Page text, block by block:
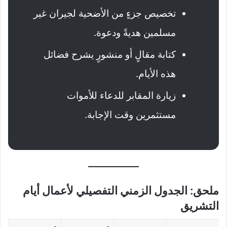
تخصيص جزءٍ من الأضحية لجيران غير
مسلمين هديةً ودعوة.
كتابة مقالٍ أو منشورٍ يشرح فضائل
هذه الأيام.
زيارة المقابر للدعاء للأموات
مستثمرين وقت الإجابة.
ملحق: الجدول الزمني التفصيلي لأعمال أيام
التشريق